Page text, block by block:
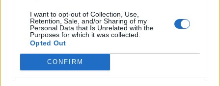
I want to opt-out of Collection, Use,
Retention, Sale, and/or Sharing of my
Personal Data that Is Unrelated with the
Purposes for which it was collected.
Opted Out
CONFIRM